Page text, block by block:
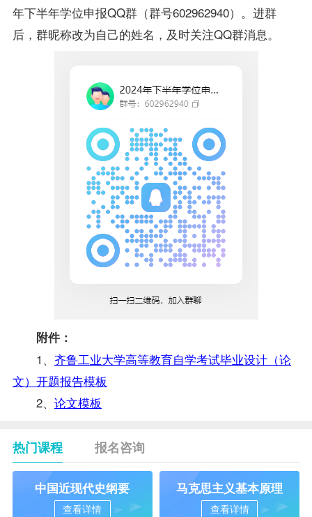
年下半年学位申报QQ群（群号602962940）。进群
后，群昵称改为自己的姓名，及时关注QQ群消息。
附件：
1、 齐鲁工业大学高等教育自学考试毕业设计（论
文）开题报告模板
2、 论文模板
热门课程 报名咨询
中国近现代史纲要
查看详情
马克思主义基本原理
查看详情